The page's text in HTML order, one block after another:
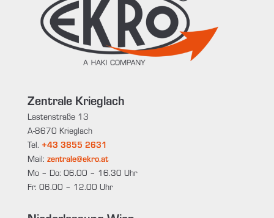
Zentrale Krieglach
Lastenstraße 13
A-8670 Krieglach
Tel. +43 3855 2631
Mail: zentrale@ekro.at
Mo – Do: 06.00 – 16.30 Uhr
Fr: 06.00 – 12.00 Uhr